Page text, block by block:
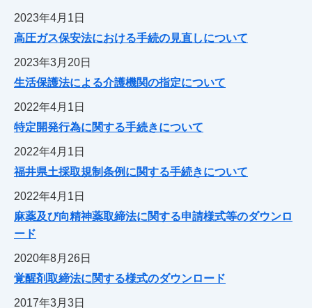
2023年4月1日
高圧ガス保安法における手続の見直しについて
2023年3月20日
生活保護法による介護機関の指定について
2022年4月1日
特定開発行為に関する手続きについて
2022年4月1日
福井県土採取規制条例に関する手続きについて
2022年4月1日
麻薬及び向精神薬取締法に関する申請様式等のダウンロ
ード
2020年8月26日
覚醒剤取締法に関する様式のダウンロード
2017年3月3日